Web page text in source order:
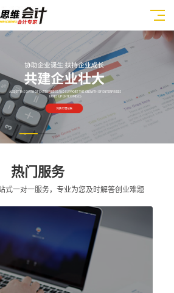
热门服务
式一对一服务，专业为您及时解答创业难题